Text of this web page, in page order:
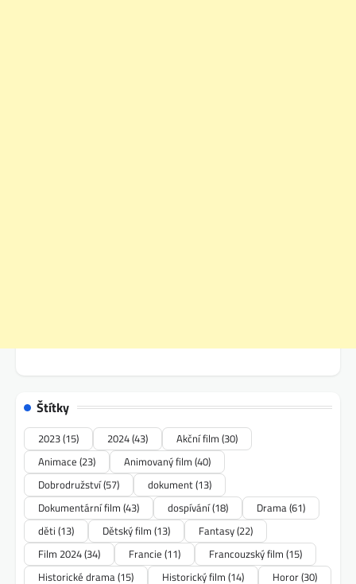
Štítky
2023(15) 2024(43) Akční film (30)
Animace (23) Animovaný film (40)
Dobrodružství(57) dokument(13)
Dokumentární film (43) dospívání(18) Drama(61)
děti (13) Dětský film (13) Fantasy(22)
Film 2024(34) Francie (11) Francouzský film (15)
Historické drama(15) Historický film (14) Horor(30)